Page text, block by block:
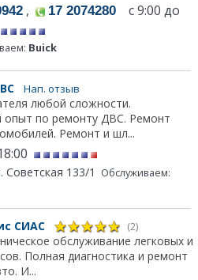
, 17 2074280 с 9:00 до
Buick
Нап. отзыв
любой сложности.
опыт по ремонту ДВС. Ремонт
Ремонт и шл...
Советская 133/1
Обслуживаем:
СИАС (2)
обслуживание легковых и
Полная диагностика и ремонт
И...